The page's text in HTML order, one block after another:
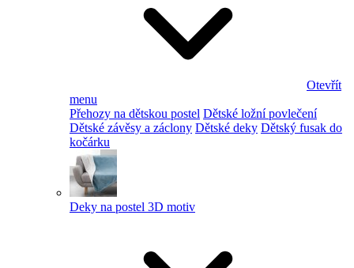
Otevřít
menu
Přehozy na dětskou postel Dětské ložní povlečení
Dětské závěsy a záclony Dětské deky Dětský fusak do
kočárku
Deky na postel 3D motiv